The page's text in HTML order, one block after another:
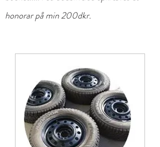
honorar på min 200dkr.